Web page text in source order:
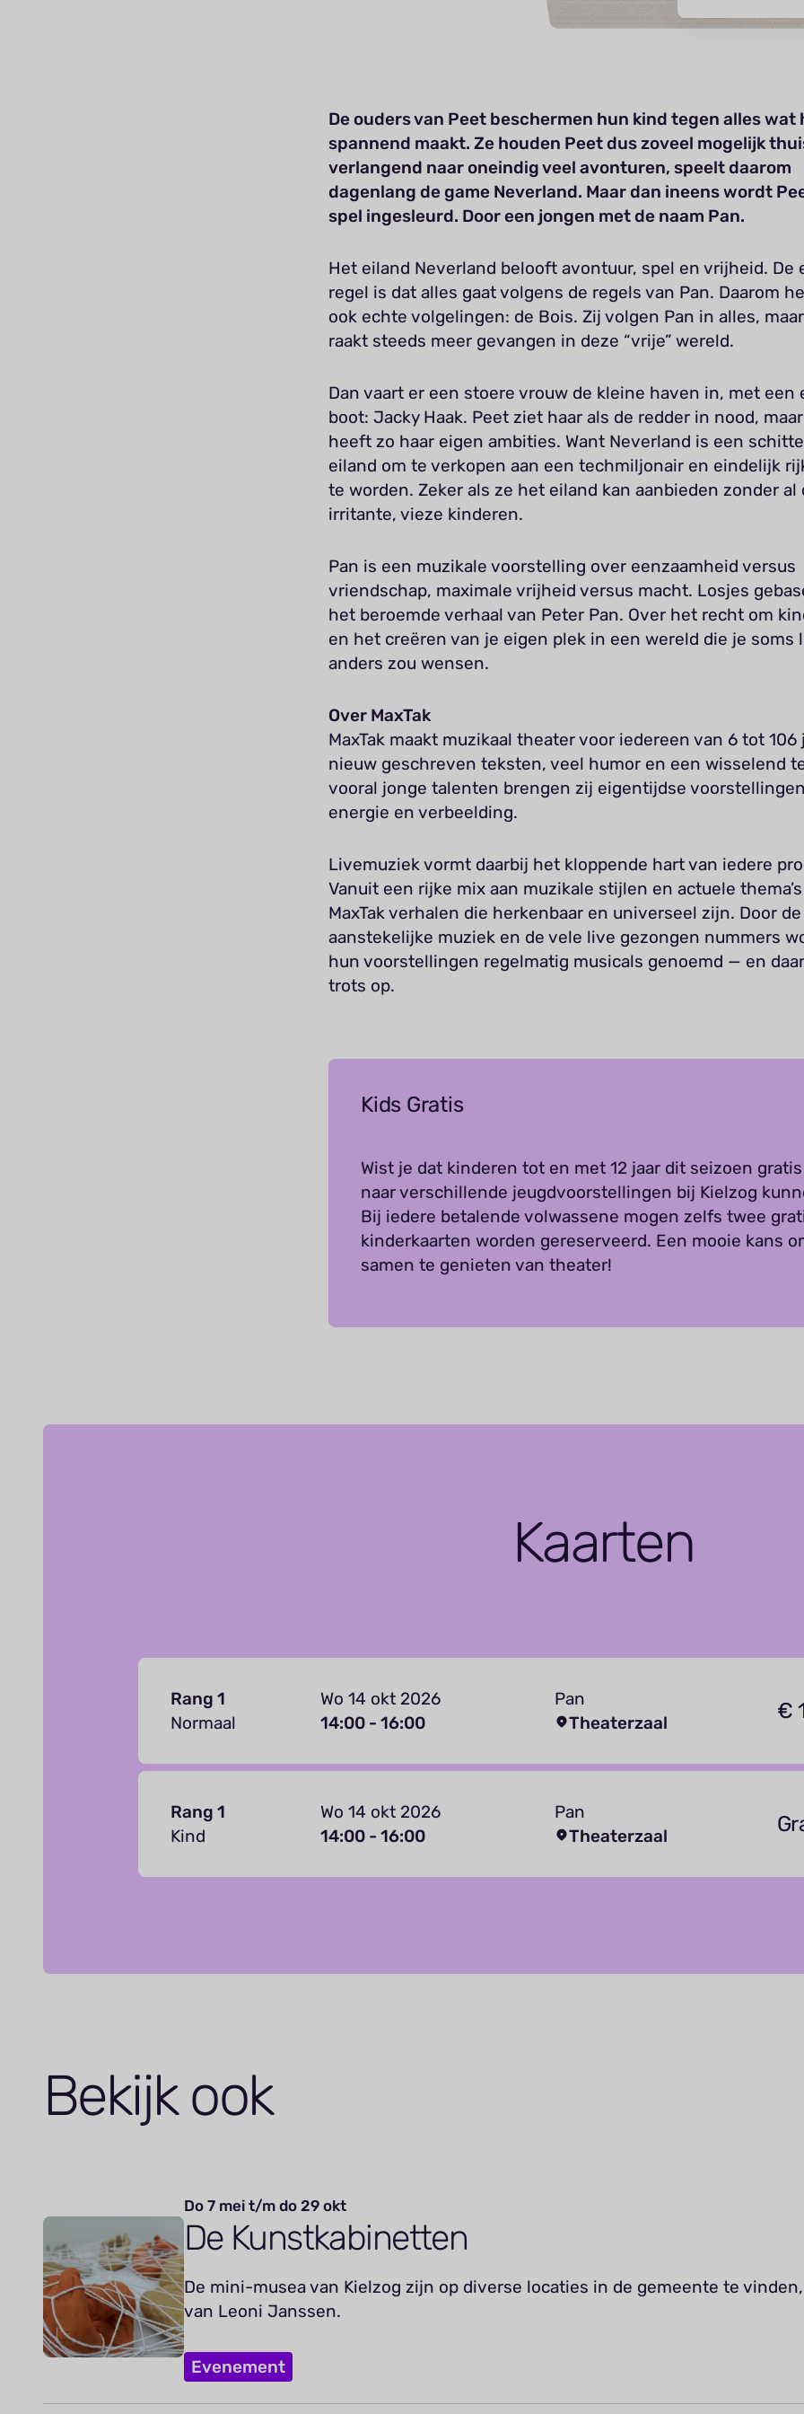
De ouders van Peet beschermen hun kind tegen alles wat
spannend maakt. Ze houden Peet dus zoveel mogelijk
verlangend naar oneindig veel avonturen, speelt daarom
dagenlang de game Neverland. Maar dan ineens wordt
spel ingesleurd. Door een jongen met de naam Pan.
Het eiland Neverland belooft avontuur, spel en vrijheid. De
regel is dat alles gaat volgens de regels van Pan. Daarom
ook echte volgelingen: de Bois. Zij volgen Pan in alles,
raakt steeds meer gevangen in deze “vrije” wereld.
Dan vaart er een stoere vrouw de kleine haven in, met een
boot: Jacky Haak. Peet ziet haar als de redder in nood,
heeft zo haar eigen ambities. Want Neverland is een
eiland om te verkopen aan een techmiljonair en eindelijk
te worden. Zeker als ze het eiland kan aanbieden zonder al
irritante, vieze kinderen.
Pan is een muzikale voorstelling over eenzaamheid versus
vriendschap, maximale vrijheid versus macht. Losjes
het beroemde verhaal van Peter Pan. Over het recht om
en het creëren van je eigen plek in een wereld die je soms
anders zou wensen.
Over MaxTak
MaxTak maakt muzikaal theater voor iedereen van 6 tot 106
nieuw geschreven teksten, veel humor en een wisselend
vooral jonge talenten brengen zij eigentijdse
energie en verbeelding.
Livemuziek vormt daarbij het kloppende hart van iedere
Vanuit een rijke mix aan muzikale stijlen en actuele
MaxTak verhalen die herkenbaar en universeel zijn. Door de
aanstekelijke muziek en de vele live gezongen nummers
hun voorstellingen regelmatig musicals genoemd — en
trots op.
Kids Gratis
Wist je dat kinderen tot en met 12 jaar dit seizoen
naar verschillende jeugdvoorstellingen bij Kielzog
Bij iedere betalende volwassene mogen zelfs twee
kinderkaarten worden gereserveerd. Een mooie kans
samen te genieten van theater!
Kaarten
Rang 1
Normaal
Wo 14 okt 2026
14:00 - 16:00
Pan
Theaterzaal
€
Rang 1
Kind
Wo 14 okt 2026
14:00 - 16:00
Pan
Theaterzaal
Bekijk ook
Do 7 mei t/m do 29 okt
De Kunstkabinetten
De mini-musea van Kielzog zijn op diverse locaties in de gemeente te
van Leoni Janssen.
Evenement